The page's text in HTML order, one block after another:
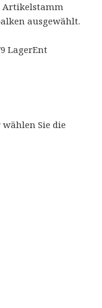
Artikelstamm
ausgewählt.
LagerEnt
Sie die